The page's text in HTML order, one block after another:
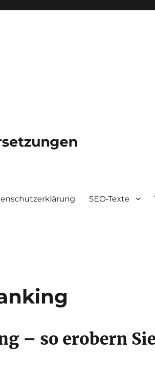
SEO-Texte
– so erobern